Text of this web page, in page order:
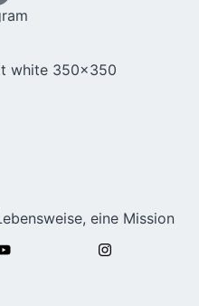
eine Mission